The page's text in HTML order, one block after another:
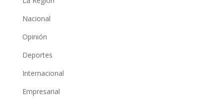
Nacional
Opinión
Deportes
Internacional
Empresarial